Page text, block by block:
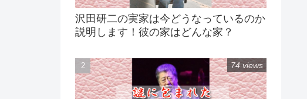
沢田研二の実家は今どうなっているのか
説明します！彼の家はどんな家？
74 views